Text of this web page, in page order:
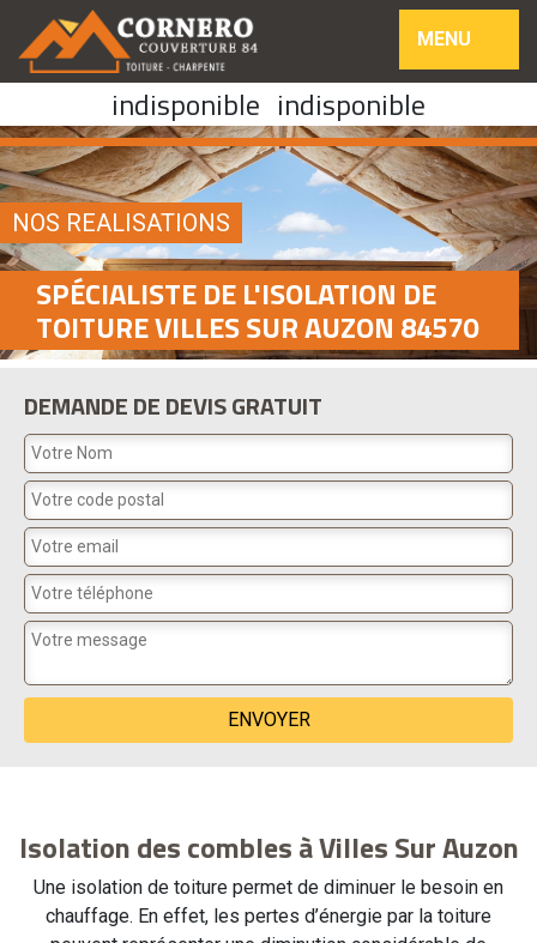
MENU
indisponible indisponible
NOS REALISATIONS
SPÉCIALISTE DE L'ISOLATION DE
TOITURE VILLES SUR AUZON 84570
DEMANDE DE DEVIS GRATUIT
Isolation des combles à Villes Sur Auzon
Une isolation de toiture permet de diminuer le besoin en
chauffage. En effet, les pertes d’énergie par la toiture